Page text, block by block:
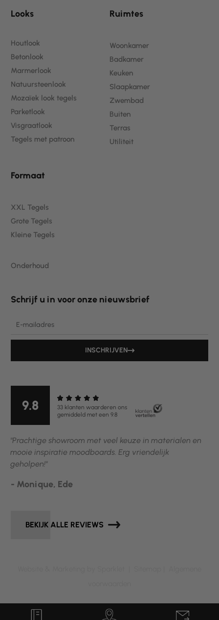
Looks
Houtlook
Betonlook
Marmerlook
Natuursteenlook
Mozaïek look tegels
Parketlook
Visgraatlook
Tegels met patroon
Ruimtes
Woonkamer
Badkamer
Keuken
Slaapkamer
Zwembad
Buiten
Terras
Utiliteit
Formaat
XXL Tegels
Grote Tegels
Kleine Tegels
Onderhoud
Schrijf u in voor onze nieuwsbrief
Email
INSCHRIJVEN
9.8
33 klanten waarderen ons
gemiddeld met een 9.8
"Prachtige showroom met veel keuze in materialen en
mooie inspiratie moodboards. Erg vriendelijk
geholpen!"
- Monique, Ede
BEKIJK ALLE REVIEWS